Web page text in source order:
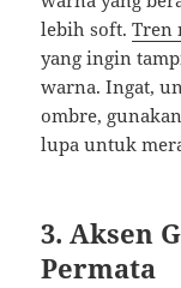
lebih soft.Tren
yang ingin
warna. Ingat,
ombre,
lupa untuk
3. Aksen
Permata